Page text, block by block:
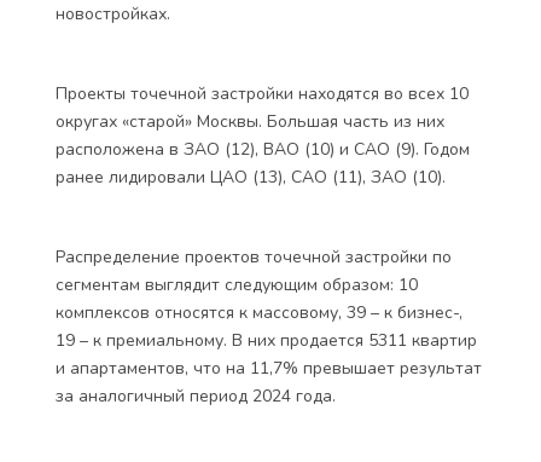
новостройках.
Проекты точечной застройки находятся во всех 10
округах «старой» Москвы. Большая часть из них
расположена в ЗАО (12), ВАО (10) и САО (9). Годом
ранее лидировали ЦАО (13), САО (11), ЗАО (10).
Распределение проектов точечной застройки по
сегментам выглядит следующим образом: 10
комплексов относятся к массовому, 39 – к бизнес-,
19 – к премиальному. В них продается 5311 квартир
и апартаментов, что на 11,7% превышает результат
за аналогичный период 2024 года.